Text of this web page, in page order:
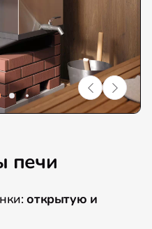
печи
открытую и